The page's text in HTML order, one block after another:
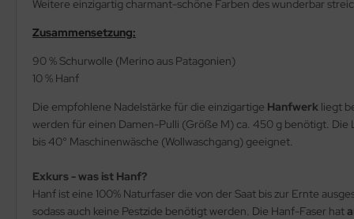
Weitere einzigartig charmant-schöne Farben des wunderbar
Zusammensetzung:
90 % Schurwolle (Merino aus Patagonien)
10 % Hanf
Die empfohlene Nadelstärke für die einzigartige Hanfwerk liegt
werden für einen Damen-Pulli (Größe M) ca. 450 g benötigt.
bis 40° Maschinenwäsche (Wollwaschgang) geeignet.
Exkurs - was ist Hanf?
Hanf ist eine 100% Naturfaser die von der Saat bis zur Ernte
sodass auch keine Pestzide benötigt werden. Die Hanf-Faser hat